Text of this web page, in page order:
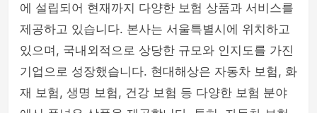
에 설립되어 현재까지 다양한 보험 상품과 서비스를
제공하고 있습니다. 본사는 서울특별시에 위치하고
있으며, 국내외적으로 상당한 규모와 인지도를 가진
기업으로 성장했습니다. 현대해상은 자동차 보험, 화
재 보험, 생명 보험, 건강 보험 등 다양한 보험 분야